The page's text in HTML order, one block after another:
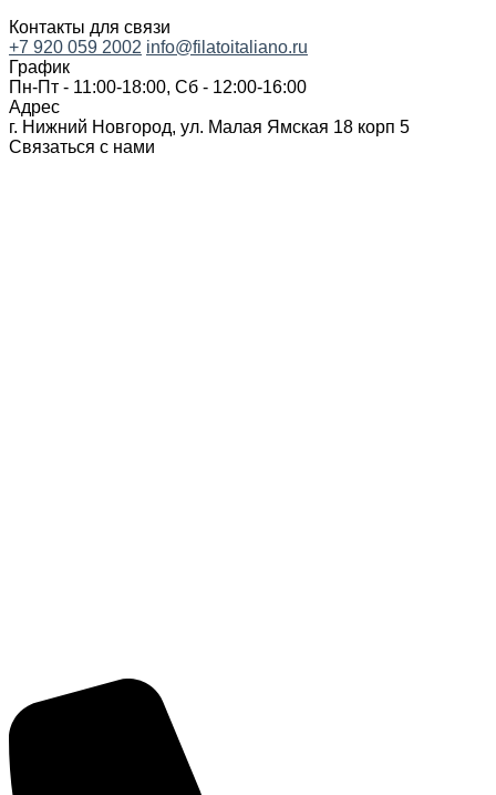
Контакты для связи
+7 920 059 2002 info@filatoitaliano.ru
График
Пн-Пт - 11:00-18:00, Сб - 12:00-16:00
Адрес
г. Нижний Новгород, ул. Малая Ямская 18 корп 5
Связаться с нами